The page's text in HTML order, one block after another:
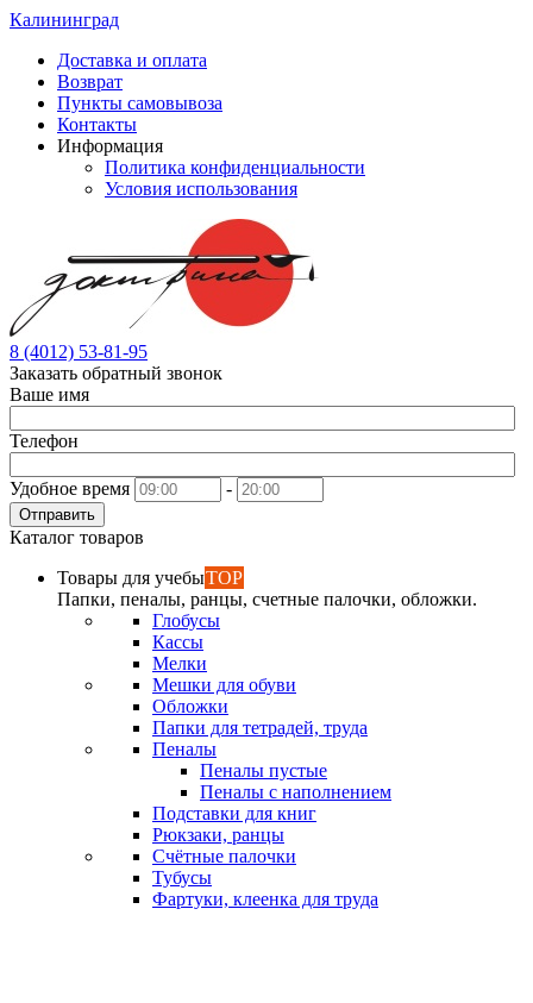
Калининград
Доставка и оплата
Возврат
Пункты самовывоза
Контакты
Информация
Политика конфиденциальности
Условия использования
8 (4012) 53-81-95
Заказать обратный звонок
Ваше имя
Телефон
Удобное время -
Отправить
Каталог товаров
Товары для учебыTOP
Папки, пеналы, ранцы, счетные палочки, обложки.
Глобусы
Кассы
Мелки
Мешки для обуви
Обложки
Папки для тетрадей, труда
Пеналы
Пеналы пустые
Пеналы с наполнением
Подставки для книг
Рюкзаки, ранцы
Счётные палочки
Тубусы
Фартуки, клеенка для труда